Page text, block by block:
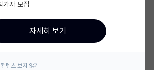
가자 모집
자세히 보기
텐츠 보지 않기